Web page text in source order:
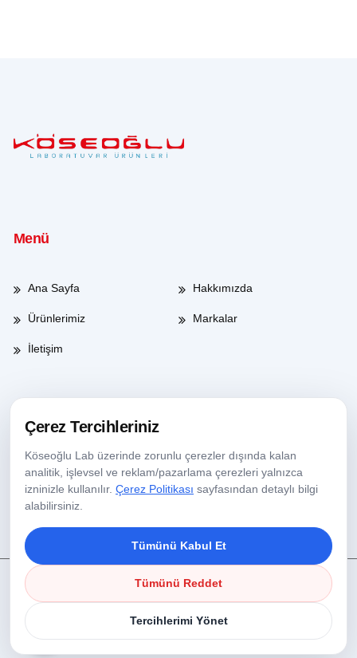
Menü
Ana Sayfa Hakkımızda
Ürünlerimiz Markalar
İletişim
Çalışma Saatleri
Haftaiçi 08:00-17:30
09:00-13:30
Çerez Tercihleriniz
Köseoğlu Lab üzerinde zorunlu çerezler dışında kalan
analitik, işlevsel ve reklam/pazarlama çerezleri yalnızca
izninizle kullanılır. Çerez Politikası sayfasından detaylı bilgi
alabilirsiniz.
Tümünü Kabul Et
Tümünü Reddet
Tercihlerimi Yönet